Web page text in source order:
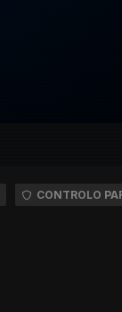
CONTROLO